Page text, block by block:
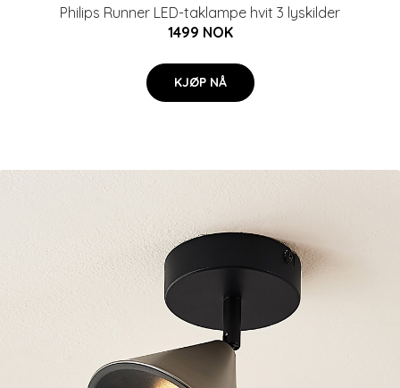
Philips Runner LED-taklampe hvit 3 lyskilder
1499 NOK
KJØP NÅ